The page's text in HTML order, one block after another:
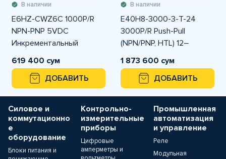
В наличии
E6HZ-CWZ6C 1000P/R
NPN-PNP 5VDC
Инкрементальный
энкодер OMRON
619 400 сум
ДОБАВИТЬ
В наличии
E40H8-3000-3-T-24
3000P/R Push-Pull
(NPN/PNP, HTL) 12–
24VDC
Инкрементальный
энкодер Autonics
1 873 600 сум
ДОБАВИТЬ
Силовое и
коммутационно
е
оборудование
Блоки питания и
Контрольно-
измерительные
приборы
Цифровые
амперметры и
Промышленная
автоматизация
и управление
Реле
Модульная